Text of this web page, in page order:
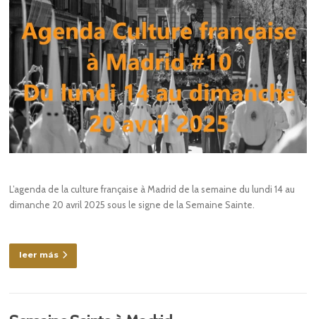
L’agenda de la culture française à Madrid de la semaine du lundi 14 au
dimanche 20 avril 2025 sous le signe de la Semaine Sainte.
leer más